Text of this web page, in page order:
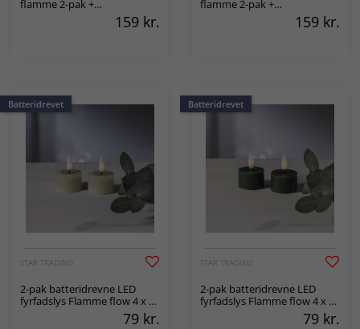
flamme 2-pak +
159 kr.
flamme 2-pak +
159 kr.
Batteridrevet
STAR TRADING
2-pak batteridrevne LED
fyrfadslys Flamme flow 4 x 5
79 kr.
Batteridrevet
STAR TRADING
2-pak batteridrevne LED
fyrfadslys Flamme flow 4 x 5
79 kr.